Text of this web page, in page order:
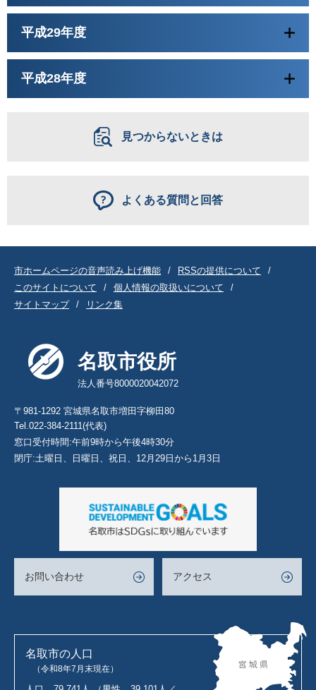
平成29年度
平成28年度
見つからないときは
よくある質問と回答
市ホームページの音声読み上げ機能
RSSの提供について
このサイトについて
個人情報の取扱いについて
サイトマップ
リンク集
名取市役所
法人番号8000020042072
〒981-1292 宮城県名取市増田字柳田80
Tel.022-384-2111(代表)
窓口受付時間:午前9時から午後4時30分
閉庁:土曜日、日曜日、祝日、12月29日から1月3日
お問い合わせ アクセス
名取市の人口
（令和8年7月末現在）